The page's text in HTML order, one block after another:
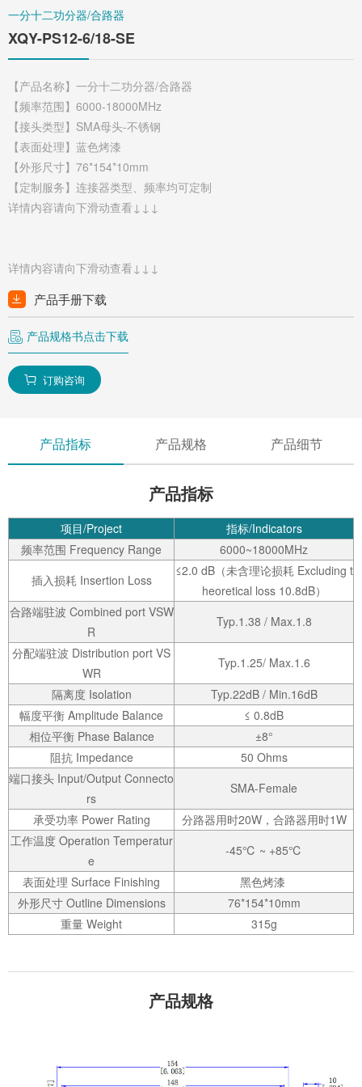
一分十二功分器/合路器
XQY-PS12-6/18-SE
【产品名称】一分十二功分器/合路器
【频率范围】6000-18000MHz
【接头类型】SMA母头-不锈钢
【表面处理】蓝色烤漆
【外形尺寸】76*154*10mm
【定制服务】连接器类型、频率均可定制
详情内容请向下滑动查看↓↓↓
详情内容请向下滑动查看↓↓↓
产品手册下载
产品规格书点击下载
 订购咨询
产品指标 产品规格 产品细节
产品指标
项目/Project
指标/Indicators
频率范围 Frequency Range
6000~18000MHz
插入损耗 Insertion Loss
≤2.0 dB（未含理论损耗 Excluding t
heoretical loss 10.8dB）
合路端驻波 Combined port VSW
R
Typ.1.38 / Max.1.8
分配端驻波 Distribution port VS
WR
Typ.1.25/ Max.1.6
隔离度 Isolation
Typ.22dB / Min.16dB
幅度平衡 Amplitude Balance
≤ 0.8dB
相位平衡 Phase Balance
±8°
阻抗 Impedance
50 Ohms
端口接头 Input/Output Connecto
rs
SMA-Female
承受功率 Power Rating
分路器用时20W，合路器用时1W
工作温度 Operation Temperatur
e
-45℃ ~ +85℃
表面处理 Surface Finishing
黑色烤漆
外形尺寸 Outline Dimensions
76*154*10mm
重量 Weight
315g
产品规格